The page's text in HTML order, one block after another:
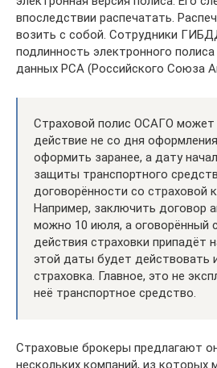
впоследствии распечатать.
возить с собой. Сотрудники
подлинность электронного
данных РСА (Российского Союза
Страховой полис ОСАГО может
действие не со дня
оформить заранее, а дату
защиты транспортного
договорённости со страховой
Например, заключить договор
можно 10 июля, а оговорённый
действия страховки припадёт
этой даты будет действовать
страховка. Главное, это не
неё транспортное средство.
Страховые брокеры предлагают
нескольких компаний, из которых